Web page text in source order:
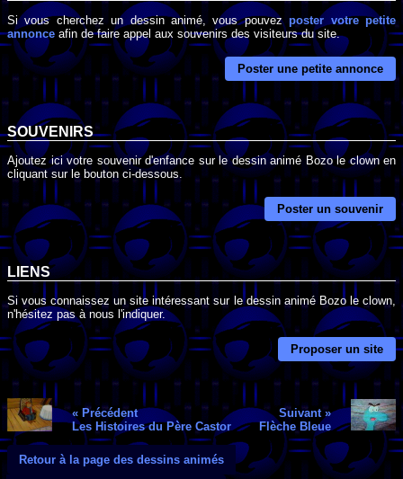
Si vous cherchez un dessin animé, vous pouvezposter votre petite
annonce afin de faire appel aux souvenirs des visiteurs du site.
Poster une petite annonce
SOUVENIRS
Ajoutez ici votre souvenir d'enfance sur le dessin animé Bozo le clown en
cliquant sur le bouton ci-dessous.
Poster un souvenir
LIENS
Si vous connaissez un site intéressant sur le dessin animé Bozo le clown,
n'hésitez pas à nous l'indiquer.
Proposer un site
« Précédent
Les Histoires du Père Castor
Suivant »
Flèche Bleue
Retour à la page des dessins animés